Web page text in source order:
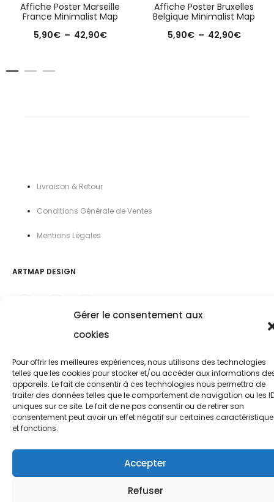
Gérer le consentement aux
cookies
Pour offrir les meilleures expériences, nous utilisons des technologies
telles que les cookies pour stocker et/ou accéder aux informations
appareils. Le fait de consentir à ces technologies nous permettra de
traiter des données telles que le comportement de navigation ou les
uniques sur ce site. Le fait de ne pas consentir ou de retirer son
consentement peut avoir un effet négatif sur certaines
et fonctions.
Accepter
Refuser
Affiche Poster Marseille
France Minimalist Map
5,90€ – 42,90€Plage
Affiche Poster Bruxelles
Belgique Minimalist Map
5,90€ – 42,90€Plage
Livraison & Retour
Conditions Générale de Ventes
Mentions Légales
ARTMAP DESIGN